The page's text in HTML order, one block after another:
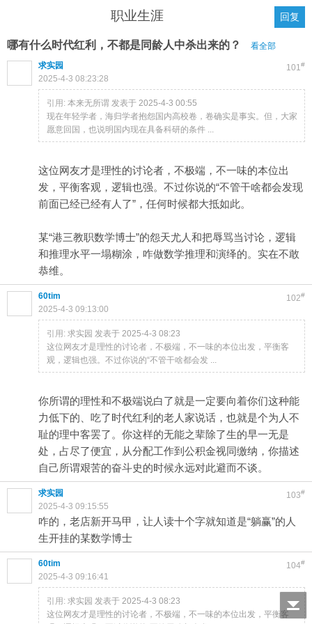
回复
职业生涯
哪有什么时代红利，不都是同龄人中杀出来的？ 看全部
101#
求实园
2025-4-3 08:23:28
引用: 本来无所谓 发表于 2025-4-3 00:55
现在年轻学者，海归学者抱怨国内高校卷，卷确实是事实。但，大家
愿意回国，也说明国内现在具备科研的条件 ...
这位网友才是理性的讨论者，不极端，不一味的本位出
发，平衡客观，逻辑也强。不过你说的“不管干啥都会发现
前面已经已经有人了”，任何时候都大抵如此。
某“港三教职数学博士”的怨天尤人和把辱骂当讨论，逻辑
和推理水平一塌糊涂，咋做数学推理和演绎的。实在不敢
恭维。
102#
60tim
2025-4-3 09:13:00
引用: 求实园 发表于 2025-4-3 08:23
这位网友才是理性的讨论者，不极端，不一味的本位出发，平衡客
观，逻辑也强。不过你说的“不管干啥都会发 ...
你所谓的理性和不极端说白了就是一定要向着你们这种能
力低下的、吃了时代红利的老人家说话，也就是个为人不
耻的理中客罢了。你这样的无能之辈除了生的早一无是
处，占尽了便宜，从分配工作到公积金视同缴纳，你描述
自己所谓艰苦的奋斗史的时候永远对此避而不谈。
103#
求实园
2025-4-3 09:15:55
咋的，老店新开马甲，让人读十个字就知道是“躺赢”的人
生开挂的某数学博士
104#
60tim
2025-4-3 09:16:41
引用: 求实园 发表于 2025-4-3 08:23
这位网友才是理性的讨论者，不极端，不一味的本位出发，平衡客